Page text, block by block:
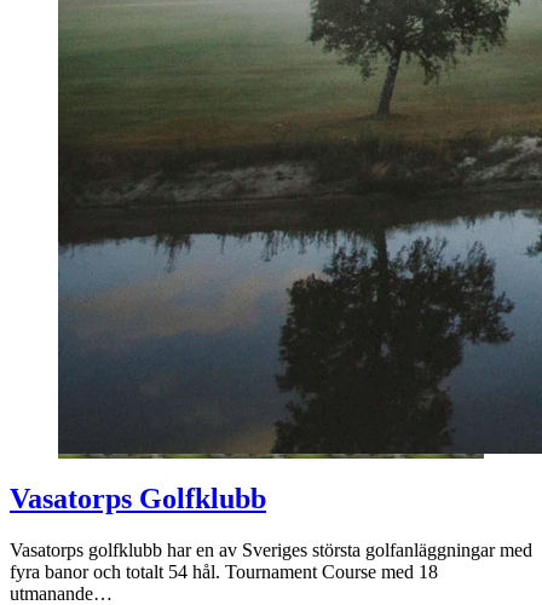
Vasatorps Golfklubb
Vasatorps golfklubb har en av Sveriges största golfanläggningar med
fyra banor och totalt 54 hål. Tournament Course med 18
utmanande…